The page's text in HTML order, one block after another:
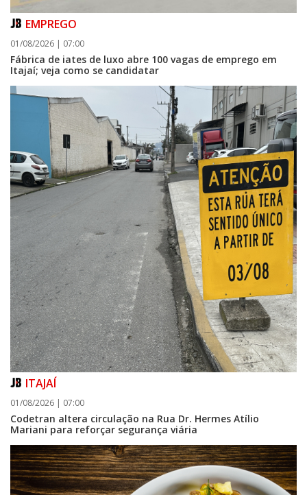
EMPREGO
01/08/2026 | 07:00
Fábrica de iates de luxo abre 100 vagas de emprego em
Itajaí; veja como se candidatar
ITAJAÍ
01/08/2026 | 07:00
Codetran altera circulação na Rua Dr. Hermes Atílio
Mariani para reforçar segurança viária